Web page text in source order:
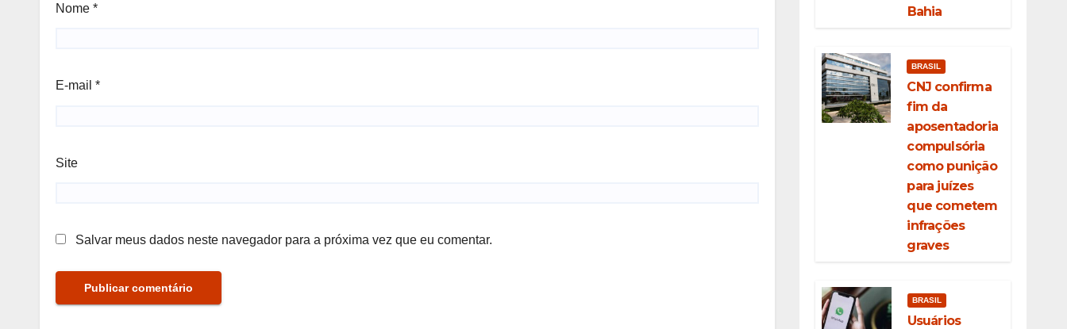
Nome *
E-mail *
Site
Salvar meus dados neste navegador para a próxima vez que eu comentar.
Bahia
BRASIL
CNJ confirma
fim da
aposentadoria
compulsória
como punição
para juízes
que cometem
infrações
graves
BRASIL
Usuários